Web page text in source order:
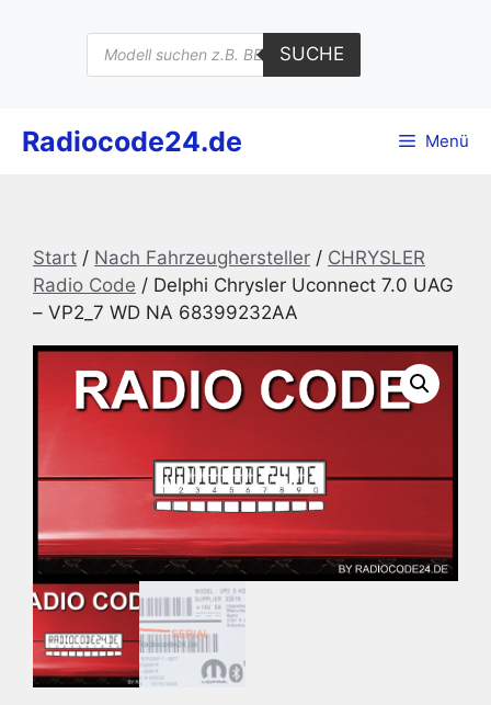
Products
search
SUCHE
Radiocode24.de Menü
Start / Nach Fahrzeughersteller / CHRYSLER
Radio Code / Delphi Chrysler Uconnect 7.0 UAG
– VP2_7 WD NA 68399232AA